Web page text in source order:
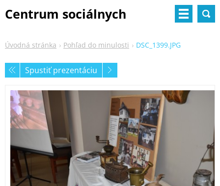
Centrum sociálnych
Úvodná stránka Pohľad do minulosti DSC_1399.JPG
Spustiť prezentáciu